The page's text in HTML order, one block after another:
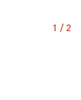
1 / 2